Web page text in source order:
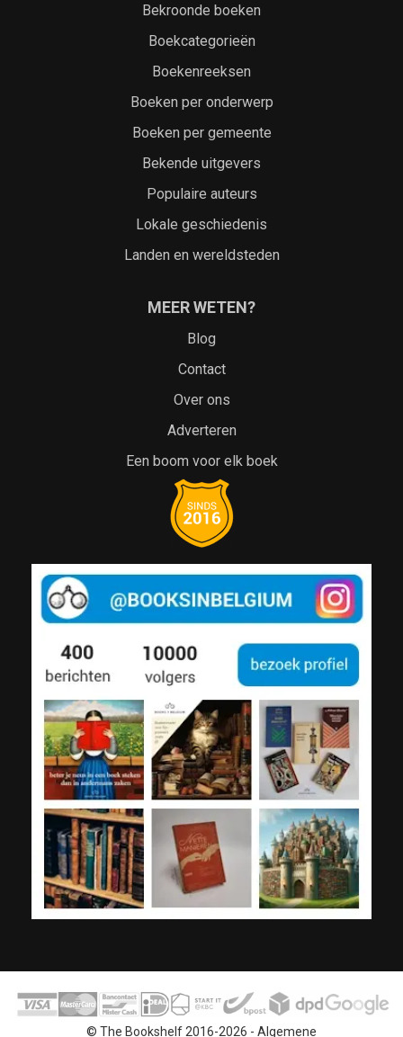
Bekroonde boeken
Boekcategorieën
Boekenreeksen
Boeken per onderwerp
Boeken per gemeente
Bekende uitgevers
Populaire auteurs
Lokale geschiedenis
Landen en wereldsteden
MEER WETEN?
Blog
Contact
Over ons
Adverteren
Een boom voor elk boek
© The Bookshelf 2016-2026 - Algemene